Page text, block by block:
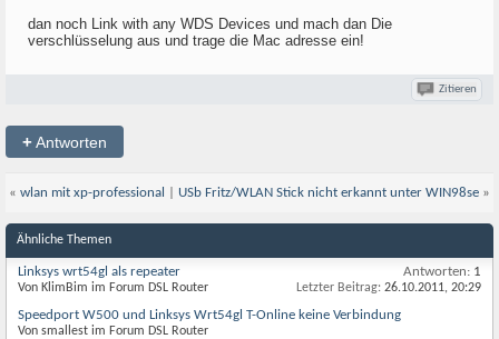
dan noch Link with any WDS Devices und mach dan Die
verschlüsselung aus und trage die Mac adresse ein!
Zitieren
+Antworten
« wlan mit xp-professional USb Fritz/WLAN Stick nicht erkannt unter WIN98se »
Ähnliche Themen
Linksys wrt54gl als repeater
Von KlimBim im Forum DSL Router
Antworten: 1
Letzter Beitrag: 26.10.2011, 20:29
Speedport W500 und Linksys Wrt54gl T-Online keine Verbindung
Von smallest im Forum DSL Router